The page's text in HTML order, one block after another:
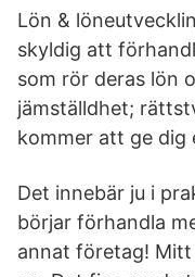
Lön &
skyldig att
som rör deras lön
jämställdhet;
kommer att ge dig
Det innebär ju i
börjar förhandla
annat företag!